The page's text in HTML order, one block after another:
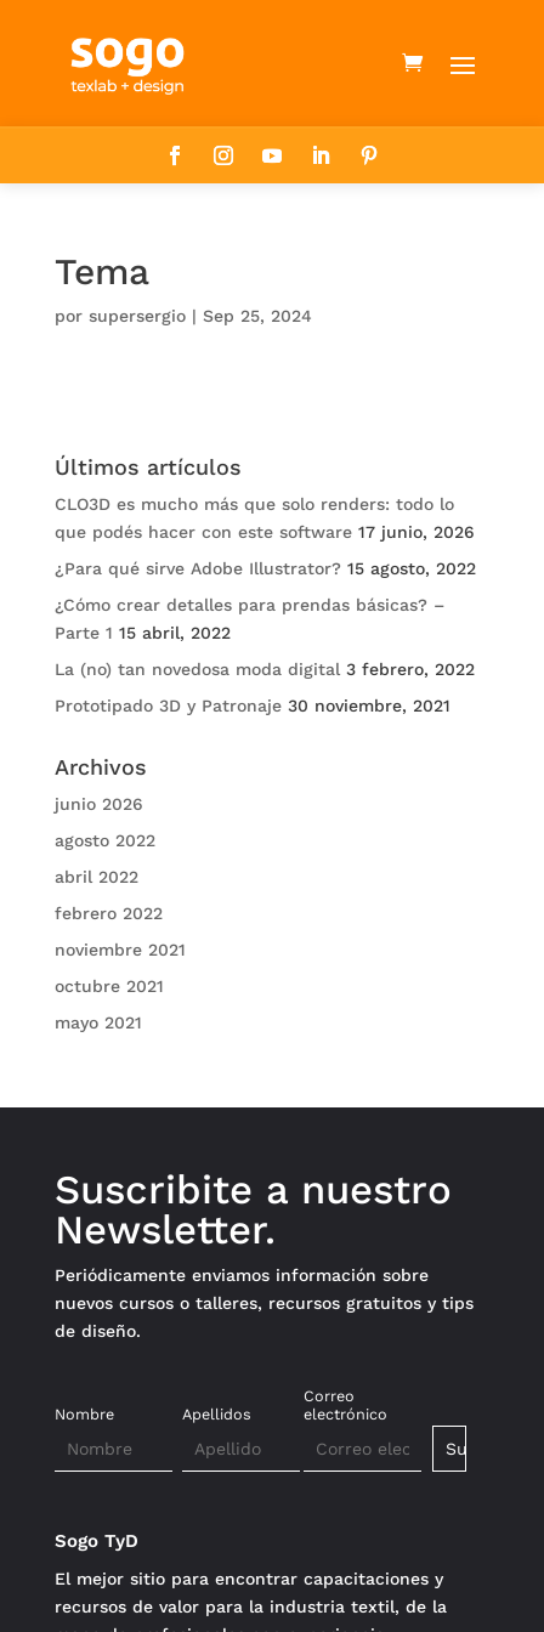
Tema
por supersergio| Sep 25, 2024
Últimos artículos
CLO3D es mucho más que solo renders: todo lo
que podés hacer con este software 17 junio, 2026
¿Para qué sirve Adobe Illustrator? 15 agosto, 2022
¿Cómo crear detalles para prendas básicas? –
Parte 1 15 abril, 2022
La (no) tan novedosa moda digital 3 febrero, 2022
Prototipado 3D y Patronaje 30 noviembre, 2021
Archivos
junio 2026
agosto 2022
abril 2022
febrero 2022
noviembre 2021
octubre 2021
mayo 2021
Suscribite a nuestro
Newsletter.
Periódicamente enviamos información sobre
nuevos cursos o talleres, recursos gratuitos y tips
de diseño.
Nombre Apellidos
Correo
electrónico
Sogo TyD
El mejor sitio para encontrar capacitaciones y
recursos de valor para la industria textil, de la